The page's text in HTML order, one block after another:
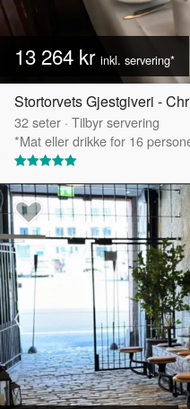
13 264 kr inkl. servering*
Stortorvets Gjestgiveri -
32seter · Tilbyr servering
*Mat eller drikke for 16